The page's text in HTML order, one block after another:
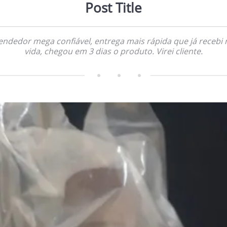
Post Title
mega confiável, entrega mais rápida que já recebi
vida, chegou em 3 dias o produto. Virei cliente.